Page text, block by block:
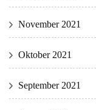
November 2021
Oktober 2021
September 2021